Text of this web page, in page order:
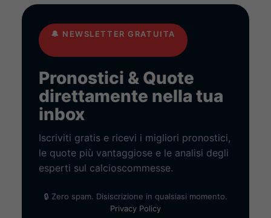
🔔 NEWSLETTER GRATUITA
Pronostici & Quote
direttamente nella tua
inbox
Iscriviti gratis e ricevi i migliori pronostici,
le quote più vantaggiose e le analisi degli
esperti sul calcioscommesse.
🔒 Zero spam. Disiscrizione in qualsiasi momento.
Privacy Policy